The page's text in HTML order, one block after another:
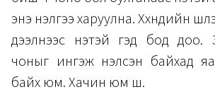
энэ үнэлгээ харуулна. Хүүхнүүдийн
дээлнээс үнэтэй гэд бод доо.
чоныг ингэж үнэлсэн байхад яам
байх юм. Хачин юм шүү.